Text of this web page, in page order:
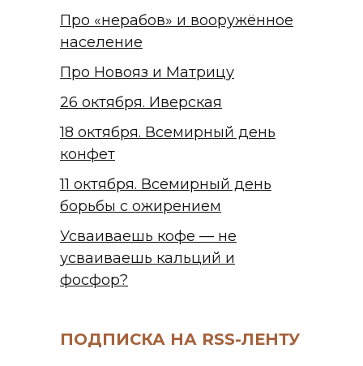
Про «нерабов» и вооружённое
население
Про Новояз и Матрицу
26 октября. Иверская
18 октября. Всемирный день
конфет
11 октября. Всемирный день
борьбы с ожирением
Усваиваешь кофе — не
усваиваешь кальций и
фосфор?
ПОДПИСКА НА RSS-ЛЕНТУ